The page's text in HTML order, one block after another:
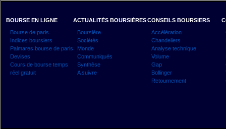
BOURSE EN LIGNE
Bourse de paris
Indices boursiers
Palmares bourse de paris
Devises
Cours de bourse temps
réel gratuit
ACTUALITÉS BOURSIÈRES
Boursière
Sociétés
Monde
Communiqués
Synthèse
A suivre
CONSEILS BOURSIERS
Accélération
Chandeliers
Analyse technique
Volume
Gap
Bollinger
Retournement